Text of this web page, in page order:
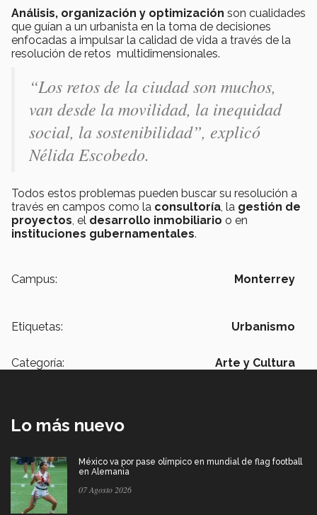
Análisis, organización y optimización son cualidades
que guían a un urbanista en la toma de decisiones
enfocadas a impulsar la calidad de vida a través de la
resolución de retos multidimensionales.
“Los retos de la ciudad son muchos,
van desde la movilidad, la inequidad
social, la sostenibilidad”, explicó
Nélida Escobedo.
Todos estos problemas pueden buscar su resolución a
través en campos como la consultoría, la gestión de
proyectos, el desarrollo inmobiliario o en
instituciones gubernamentales.
Campus: Monterrey
Etiquetas: Urbanismo
Categoría: Arte y Cultura
Lo más nuevo
México va por pase olímpico en mundial de flag football
en Alemania
07 Agosto 2026